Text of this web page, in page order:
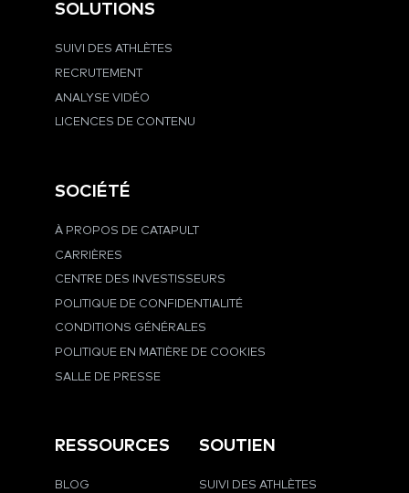
SOLUTIONS
SUIVI DES ATHLÈTES
RECRUTEMENT
ANALYSE VIDÉO
LICENCES DE CONTENU
SOCIÉTÉ
À PROPOS DE CATAPULT
CARRIÈRES
CENTRE DES INVESTISSEURS
POLITIQUE DE CONFIDENTIALITÉ
CONDITIONS GÉNÉRALES
POLITIQUE EN MATIÈRE DE COOKIES
SALLE DE PRESSE
RESSOURCES
BLOG
SOUTIEN
SUIVI DES ATHLÈTES